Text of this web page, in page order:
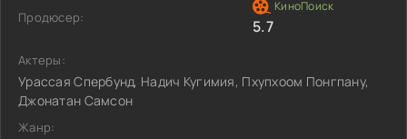
Продюсер: 5.7
Актеры:
Урассая Спербунд, Надич Кугимия, Пхупхоом Понгпану,
Джонатан Самсон
Жанр: